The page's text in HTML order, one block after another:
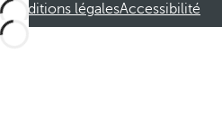
Conditions légalesAccessibilité